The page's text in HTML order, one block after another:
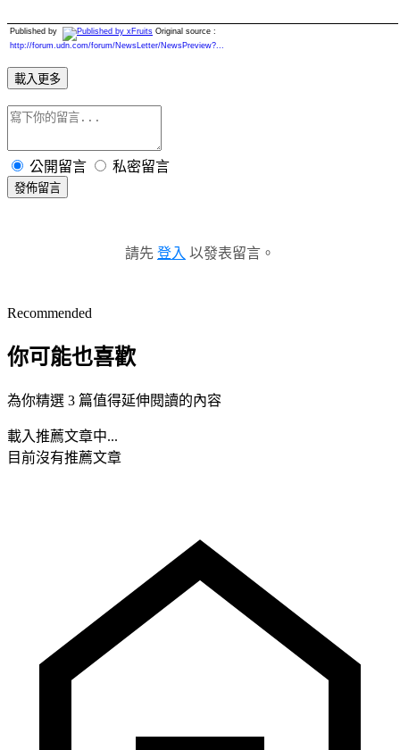
Published by
Original source :
http://forum.udn.com/forum/NewsLetter/NewsPreview?...
載入更多
公開留言 私密留言
發佈留言
請先 登入 以發表留言。
Recommended
你可能也喜歡
為你精選 3 篇值得延伸閱讀的內容
載入推薦文章中...
目前沒有推薦文章